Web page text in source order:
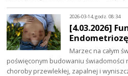
2026-03-14, godz. 08:34
[4.03.2026]
Endometriozę
Marzec na całym
poświęconym budowaniu świadomości
choroby przewlekłej, zapalnej i